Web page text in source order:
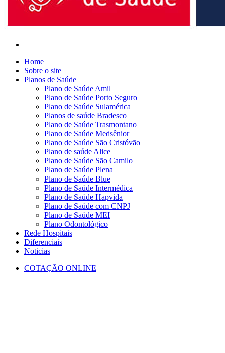
Home
Sobre o site
Planos de Saúde
Plano de Saúde Amil
Plano de Saúde Porto Seguro
Plano de Saúde Sulamérica
Planos de saúde Bradesco
Plano de Saúde Trasmontano
Plano de Saúde Medsênior
Plano de Saúde São Cristóvão
Plano de saúde Alice
Plano de Saúde São Camilo
Plano de Saúde Plena
Plano de Saúde Blue
Plano de Saúde Intermédica
Plano de Saúde Hapvida
Plano de Saúde com CNPJ
Plano de Saúde MEI
Plano Odontológico
Rede Hospitais
Diferenciais
Noticias
COTAÇÃO ONLINE